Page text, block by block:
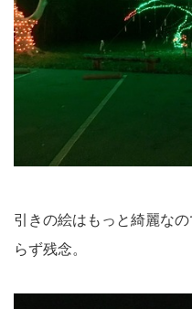
引きの絵はもっと綺麗な
らず残念。